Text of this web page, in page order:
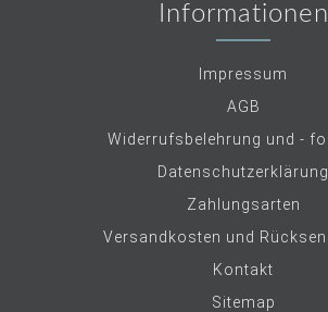
Informationen
Impressum
AGB
Widerrufsbelehrung und -
Datenschutzerklärung
Zahlungsarten
Versandkosten und
Kontakt
Sitemap